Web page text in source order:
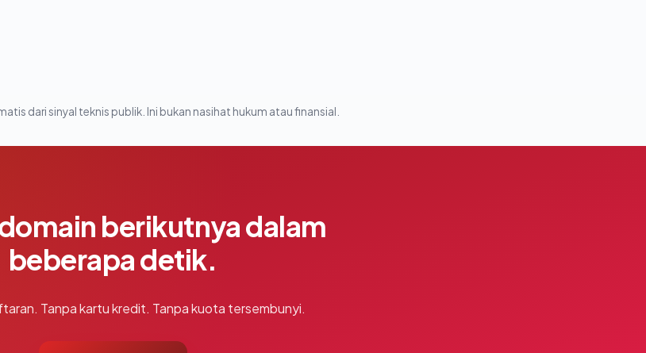
dari sinyal teknis publik. Ini bukan nasihat hukum atau finansial.
berikutnya dalam
beberapa detik.
Tanpa kartu kredit. Tanpa kuota tersembunyi.